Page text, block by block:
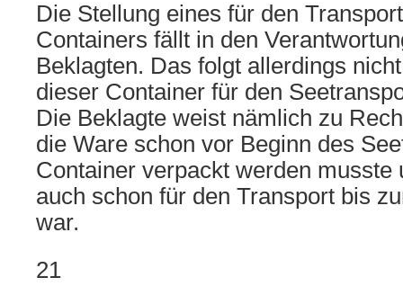
Die Stellung eines für den
Containers fällt in den
Beklagten. Das folgt allerdings
dieser Container für den
Die Beklagte weist nämlich zu
die Ware schon vor Beginn des
Container verpackt werden musste
auch schon für den Transport bis
war.
21